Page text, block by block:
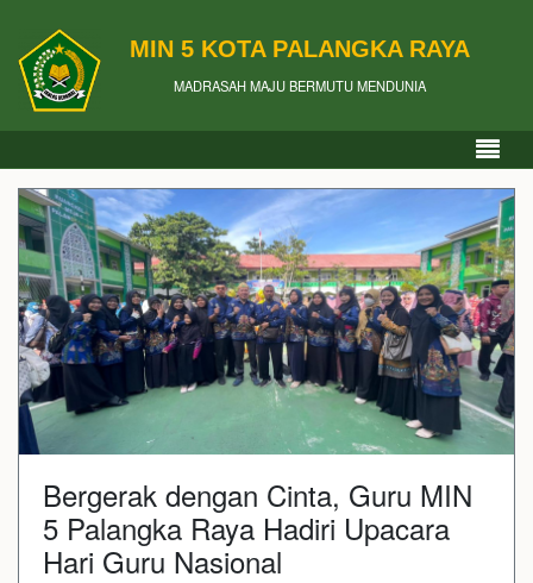
MIN 5 KOTA PALANGKA RAYA
MADRASAH MAJU BERMUTU MENDUNIA
Bergerak dengan Cinta, Guru MIN
5 Palangka Raya Hadiri Upacara
Hari Guru Nasional